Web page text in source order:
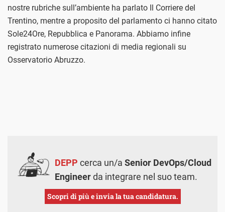
nostre rubriche sull’ambiente ha parlato Il Corriere del
Trentino, mentre a proposito del parlamento ci hanno citato
Sole24Ore, Repubblica e Panorama. Abbiamo infine
registrato numerose citazioni di media regionali su
Osservatorio Abruzzo.
DEPP cerca un/a Senior DevOps/Cloud
Engineerda integrare nel suo team.
Scopri di più e invia la tua candidatura.